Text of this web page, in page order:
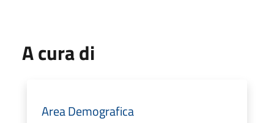
A cura di
Area Demografica